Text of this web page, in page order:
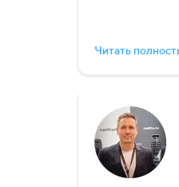
Читать